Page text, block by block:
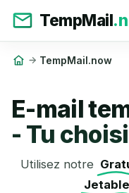
TempMail
TempMail.now
E-mail
- Tu
Utilisez notre
Jetable